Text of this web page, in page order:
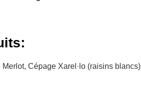
Cépage Xarel·lo (raisins blancs)